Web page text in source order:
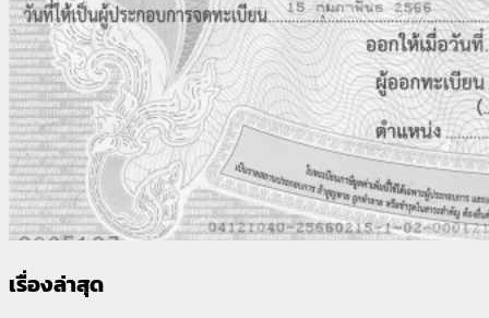
เรื่องล่าสุด